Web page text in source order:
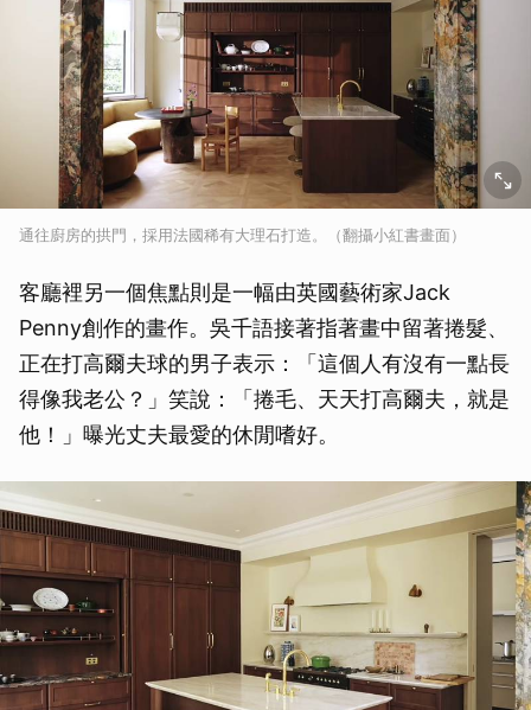
通往廚房的拱門，採用法國稀有大理石打造。（翻攝小紅書畫面）
客廳裡另一個焦點則是一幅由英國藝術家Jack
Penny創作的畫作。吳千語接著指著畫中留著捲髮、
正在打高爾夫球的男子表示：「這個人有沒有一點長
得像我老公？」笑說：「捲毛、天天打高爾夫，就是
他！」曝光丈夫最愛的休閒嗜好。